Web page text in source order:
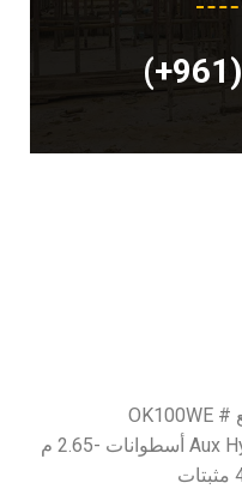
الوصف: GP دلو – بمطرقة – Aux Hyd- 6 أسطوانات -2.65 م